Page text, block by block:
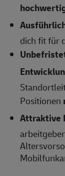
dich fit für
Positionen
Attraktive